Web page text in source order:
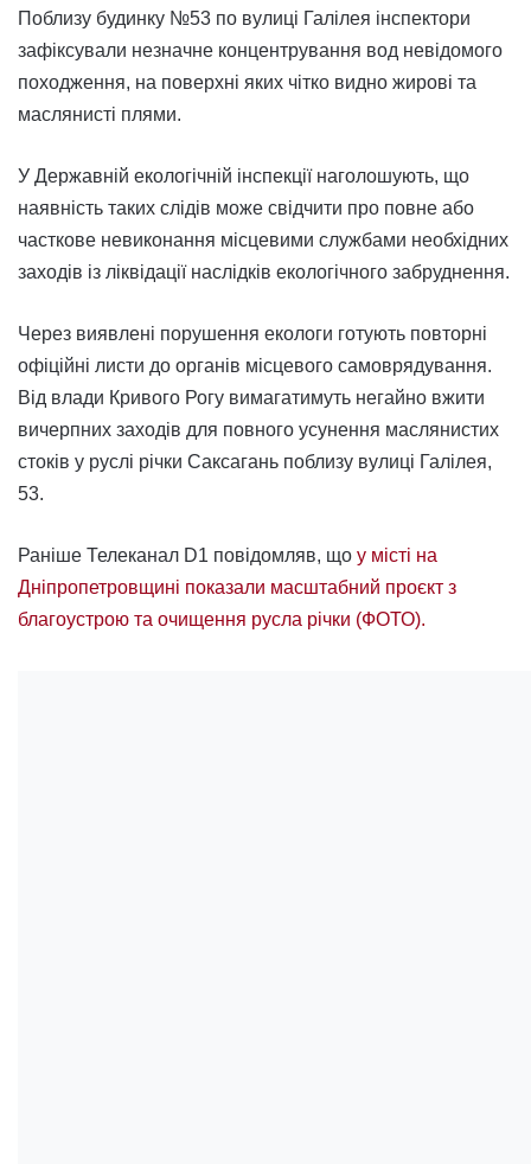
Поблизу будинку №53 по вулиці Галілея інспектори
зафіксували незначне концентрування вод невідомого
походження, на поверхні яких чітко видно жирові та
маслянисті плями.
У Державній екологічній інспекції наголошують, що
наявність таких слідів може свідчити про повне або
часткове невиконання місцевими службами необхідних
заходів із ліквідації наслідків екологічного забруднення.
Через виявлені порушення екологи готують повторні
офіційні листи до органів місцевого самоврядування.
Від влади Кривого Рогу вимагатимуть негайно вжити
вичерпних заходів для повного усунення маслянистих
стоків у руслі річки Саксагань поблизу вулиці Галілея,
53.
Раніше Телеканал D1 повідомляв, що у місті на
Дніпропетровщині показали масштабний проєкт з
благоустрою та очищення русла річки (ФОТО).